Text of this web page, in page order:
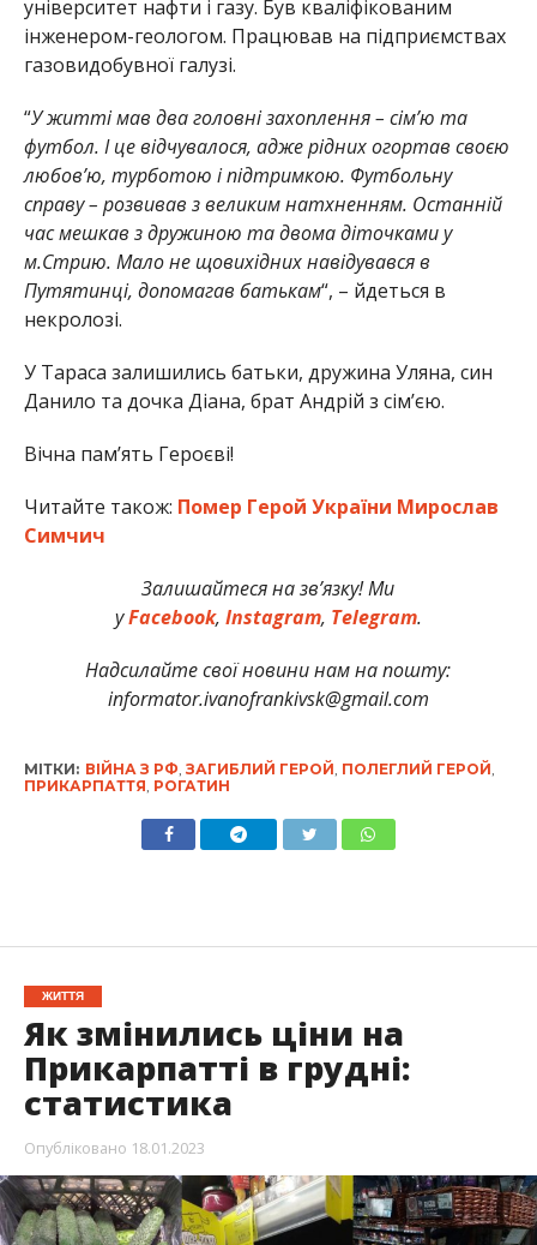
університет нафти і газу. Був кваліфікованим
інженером-геологом. Працював на підприємствах
газовидобувної галузі.
“У житті мав два головні захоплення – сім’ю та
футбол. І це відчувалося, адже рідних огортав своєю
любов’ю, турботою і підтримкою. Футбольну
справу – розвивав з великим натхненням. Останній
час мешкав з дружиною та двома діточками у
м.Стрию. Мало не щовихідних навідувався в
Путятинці, допомагав батькам“, – йдеться в
некролозі.
У Тараса залишились батьки, дружина Уляна, син
Данило та дочка Діана, брат Андрій з сім’єю.
Вічна пам’ять Героєві!
Читайте також: Помер Герой України Мирослав
Симчич
Залишайтеся на зв’язку! Ми
уFacebook, Instagram, Telegram.
Надсилайте свої новини нам на пошту:
informator.ivanofrankivsk@gmail.com
МІТКИ: ВІЙНА З РФ ЗАГИБЛИЙ ГЕРОЙ ПОЛЕГЛИЙ ГЕРОЙ
ПРИКАРПАТТЯ РОГАТИН
ЖИТТЯ
Як змінились ціни на
Прикарпатті в грудні:
статистика
Опубліковано 18.01.2023